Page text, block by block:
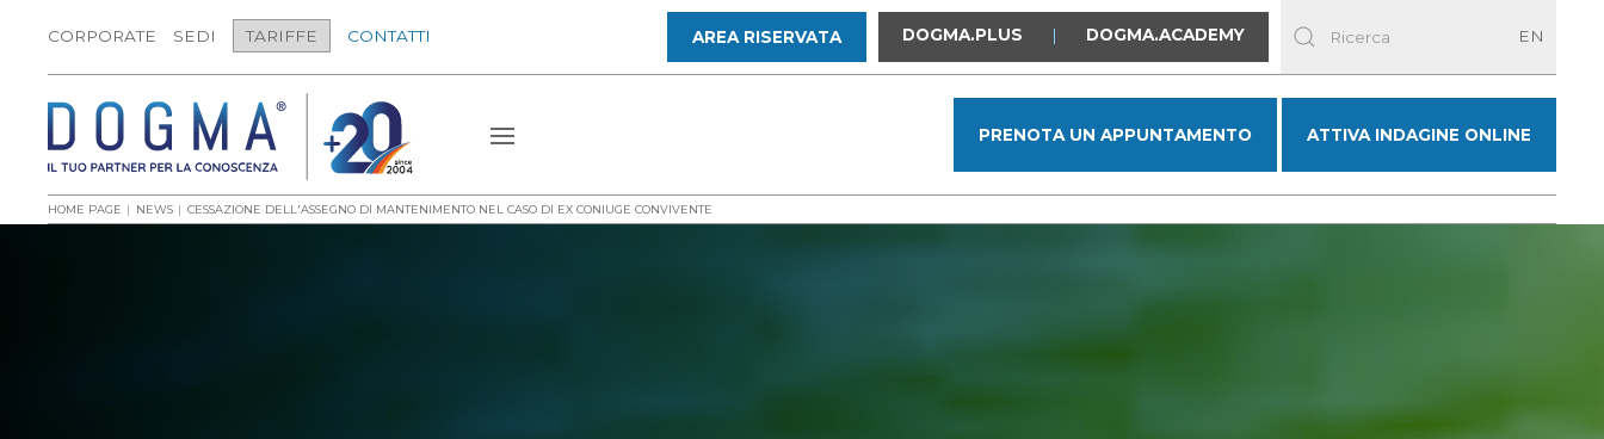
CORPORATE SEDI TARIFFE CONTATTI AREA RISERVATA DOGMA.PLUS | DOGMA.ACADEMY EN
PRENOTA UN APPUNTAMENTO ATTIVA INDAGINE ONLINE
HOME PAGE NEWS CESSAZIONE DELL'ASSEGNO DI MANTENIMENTO NEL CASO DI EX CONIUGE CONVIVENTE